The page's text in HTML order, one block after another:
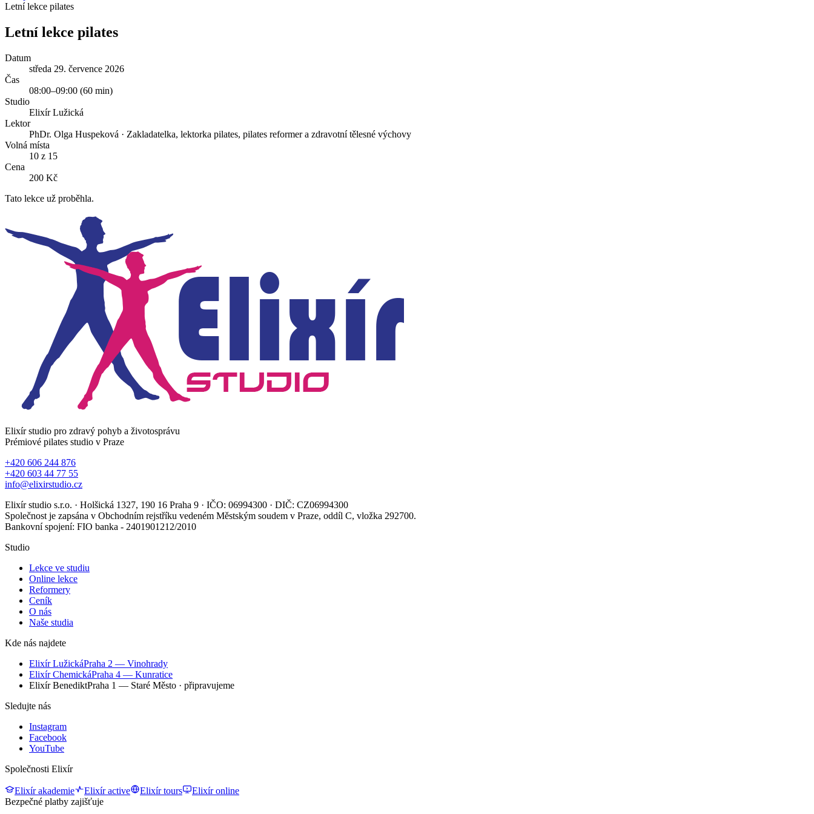
Letní lekce pilates
Letní lekce pilates
Datum
středa 29. července 2026
Čas
08:00–09:00 (60 min)
Studio
Elixír Lužická
Lektor
PhDr. Olga Huspeková · Zakladatelka, lektorka pilates, pilates reformer a zdravotní tělesné výchovy
Volná místa
10 z 15
Cena
200 Kč
Tato lekce už proběhla.
Elixír studio pro zdravý pohyb a životosprávu
Prémiové pilates studio v Praze
+420 606 244 876
+420 603 44 77 55
info@elixirstudio.cz
Elixír studio s.r.o. · Holšická 1327, 190 16 Praha 9 · IČO: 06994300 · DIČ: CZ06994300
Společnost je zapsána v Obchodním rejstříku vedeném Městským soudem v Praze, oddíl C, vložka 292700.
Bankovní spojení: FIO banka - 2401901212/2010
Studio
Lekce ve studiu
Online lekce
Reformery
Ceník
O nás
Naše studia
Kde nás najdete
Elixír LužickáPraha 2 — Vinohrady
Elixír ChemickáPraha 4 — Kunratice
Elixír BenediktPraha 1 — Staré Město · připravujeme
Sledujte nás
Instagram
Facebook
YouTube
Společnosti Elixír
Elixír akademie Elixír active Elixír tours
Elixír online
Bezpečné platby zajišťuje